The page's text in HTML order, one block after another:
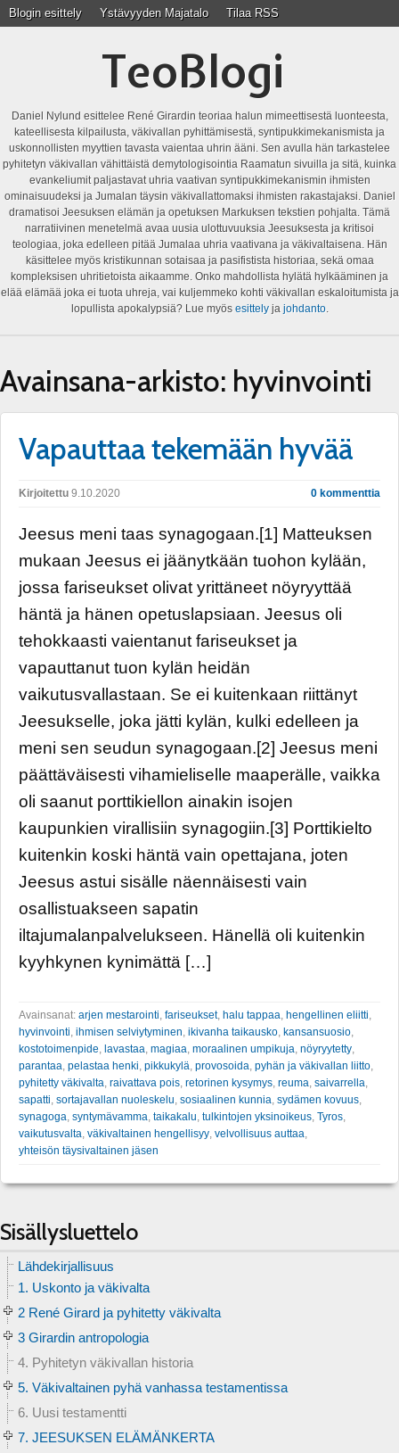
Blogin esittely Ystävyyden Majatalo Tilaa RSS
TeoBlogi
Daniel Nylund esittelee René Girardin teoriaa halun mimeettisestä luonteesta,
kateellisesta kilpailusta, väkivallan pyhittämisestä, syntipukkimekanismista ja
uskonnollisten myyttien tavasta vaientaa uhrin ääni. Sen avulla hän tarkastelee
pyhitetyn väkivallan vähittäistä demytologisointia Raamatun sivuilla ja sitä, kuinka
evankeliumit paljastavat uhria vaativan syntipukkimekanismin ihmisten
ominaisuudeksi ja Jumalan täysin väkivallattomaksi ihmisten rakastajaksi. Daniel
dramatisoi Jeesuksen elämän ja opetuksen Markuksen tekstien pohjalta. Tämä
narratiivinen menetelmä avaa uusia ulottuvuuksia Jeesuksesta ja kritisoi
teologiaa, joka edelleen pitää Jumalaa uhria vaativana ja väkivaltaisena. Hän
käsittelee myös kristikunnan sotaisaa ja pasifistista historiaa, sekä omaa
kompleksisen uhritietoista aikaamme. Onko mahdollista hylätä hylkääminen ja
elää elämää joka ei tuota uhreja, vai kuljemmeko kohti väkivallan eskaloitumista ja
lopullista apokalypsiä? Lue myös esittelyja johdanto.
Avainsana-arkisto: hyvinvointi
Vapauttaa tekemään hyvää
Kirjoitettu 9.10.2020 0 kommenttia
Jeesus meni taas synagogaan.[1] Matteuksen
mukaan Jeesus ei jäänytkään tuohon kylään,
jossa fariseukset olivat yrittäneet nöyryyttää
häntä ja hänen opetuslapsiaan. Jeesus oli
tehokkaasti vaientanut fariseukset ja
vapauttanut tuon kylän heidän
vaikutusvallastaan. Se ei kuitenkaan riittänyt
Jeesukselle, joka jätti kylän, kulki edelleen ja
meni sen seudun synagogaan.[2] Jeesus meni
päättäväisesti vihamieliselle maaperälle, vaikka
oli saanut porttikiellon ainakin isojen
kaupunkien virallisiin synagogiin.[3] Porttikielto
kuitenkin koski häntä vain opettajana, joten
Jeesus astui sisälle näennäisesti vain
osallistuakseen sapatin
iltajumalanpalvelukseen. Hänellä oli kuitenkin
kyyhkynen kynimättä […]
Avainsanat: arjen mestarointi fariseukset, halu tappaa hengellinen eliitti
hyvinvointi ihmisen selviytyminen ikivanha taikausko kansansuosio
kostotoimenpide lavastaa magiaa moraalinen umpikuja nöyryytetty
parantaa pelastaa henki pikkukylä provosoida pyhän ja väkivallan liitto
pyhitetty väkivalta raivattava pois retorinen kysymys reuma saivarrella
sapatti sortajavallan nuoleskelu sosiaalinen kunnia sydämen kovuus
synagoga syntymävamma taikakalu tulkintojen yksinoikeus Tyros
vaikutusvalta väkivaltainen hengellisyy velvollisuus auttaa
yhteisön täysivaltainen jäsen
Sisällysluettelo
Lähdekirjallisuus
1. Uskonto ja väkivalta
2 René Girard ja pyhitetty väkivalta
3 Girardin antropologia
4. Pyhitetyn väkivallan historia
5. Väkivaltainen pyhä vanhassa testamentissa
6. Uusi testamentti
7. JEESUKSEN ELÄMÄNKERTA